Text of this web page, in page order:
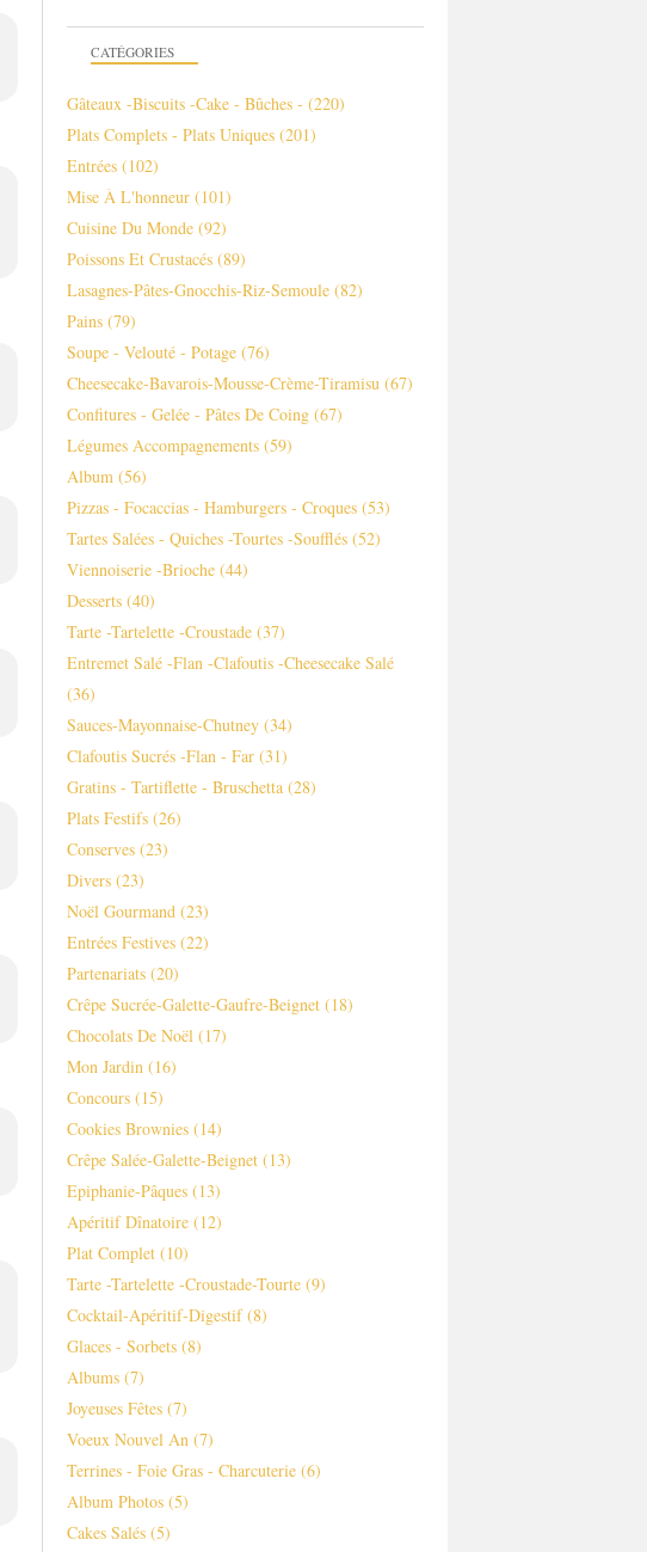
CATÉGORIES
Gâteaux -biscuits -cake - Bûches - (220)
Plats Complets - Plats Uniques (201)
Entrées (102)
Mise À L'honneur (101)
Cuisine Du Monde (92)
Poissons Et Crustacés (89)
Lasagnes-Pâtes-Gnocchis-Riz-Semoule (82)
Pains (79)
Soupe - Velouté - Potage (76)
Cheesecake-Bavarois-Mousse-Crème-Tiramisu (67)
Confitures - Gelée - Pâtes De Coing (67)
Légumes Accompagnements (59)
Album (56)
Pizzas - Focaccias - Hamburgers - Croques (53)
Tartes Salées - Quiches -tourtes -soufflés (52)
Viennoiserie -brioche (44)
Desserts (40)
Tarte -tartelette -croustade (37)
Entremet Salé -flan -clafoutis -cheesecake Salé
(36)
Sauces-Mayonnaise-Chutney (34)
Clafoutis Sucrés -flan - Far (31)
Gratins - Tartiflette - Bruschetta (28)
Plats Festifs (26)
Conserves (23)
Divers (23)
Noël Gourmand (23)
Entrées Festives (22)
Partenariats (20)
Crêpe Sucrée-Galette-Gaufre-Beignet (18)
Chocolats De Noël (17)
Mon Jardin (16)
Concours (15)
Cookies Brownies (14)
Crêpe Salée-Galette-Beignet (13)
Epiphanie-Pâques (13)
Apéritif Dînatoire (12)
Plat Complet (10)
Tarte -tartelette -croustade-Tourte (9)
Cocktail-Apéritif-Digestif(8)
Glaces - Sorbets (8)
Albums (7)
Joyeuses Fêtes (7)
Voeux Nouvel An (7)
Terrines - Foie Gras - Charcuterie (6)
Album Photos (5)
Cakes Salés (5)